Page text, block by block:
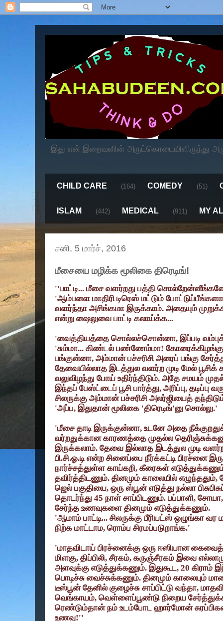
இது என் இறைவனின் அருட்கொடையிளிருந்து
CHILD CARE (164) COMEDY (51)
ISLAM (442) MEDICAL (911) MY
சனி, 5 மார்ச், 2016
மீசையை மழிக்க மூலிகை திரெடிங்!
''பாட்டி... மீசை வளர்றது பத்தி
'ஆம்பளை மாதிரி டிரெஸ் மட்டும்
வளர்ந்தா அசிங்கமா இருக்காம். அதையும்
என்று ஷைலுவை பாட்டி கலாய்க்க...
'வைத்தியத்தை சொல்லச்சொன்னா, இப்படி
'சும்மா... கிண்டல் பண்ணேம்மா! கோரைக்கிழங்கு
பங்குன்னா, அம்மான் பச்சரிசி அரைப் பங்கு
தேவையில்லாத இடத்துல வளர்ற முடி மேல் பூசிக்
வலுவிழந்து போய் உதிர்ந்திடும். அதே சமயம்
இந்தப் பேஸ்ட்டைப் பூசி பார்த்து, அரிப்பு, தடிப்பு
சிலருக்கு அம்மான் பச்சரிசி அலர்ஜியைத்
'அப்ப, இதுதான் மூலிகை 'திரெடிங்'னு சொல்லு.'
'மீசை தாடி இருக்குன்னா, உடனே அதை
வர்றதுக்கான காரணத்தை முதல்ல
இருக்கலாம். தேவை இல்லாத இடத்துல முடி
பி.சி.ஓ.டி என்ற சினைப்பை நீர்க்கட்டி பிரச்னை
நார்ச்சத்துள்ள காய்கறி, கீரைகள்
தவிர்த்திடணும். தினமும் காலையில் எழுந்ததும்,
ஜெல் பகுதியை, ஒரு ஸ்பூன் எடுத்து நல்லா
தொடர்ந்து 45 நாள் சாப்பிடணும். பப்பாளி, சோயா
சேர்ந்த உணவுகளை தினமும் எடுத்துக்கணும்.
'ஆமாம் பாட்டி... சிலருக்கு பீரியட்ஸ் ஒழுங்கா
நிற்க மாட்டாம, ரொம்ப சிரமப்படுறாங்க.'
'மாதவிடாய் பிரச்னைக்கு ஒரு ஈஸியான
மிளகு, திப்பிலி, சீரகம், கருஞ்சீரகம் இவை
அளவுக்கு எடுத்துக்கணும். இதுகூட, 20 கிராம்
பொடிச்சு வைச்சுக்கணும். தினமும் காலையும்
டீஸ்பூன் தேனில் குழைச்சு சாப்பிட்டு வந்தா,
வெங்காயம், வெள்ளைப்பூண்டு நிறைய
ரெண்டும்தான் நம் உடம்போட ஹார்மோன்
உணவு!''